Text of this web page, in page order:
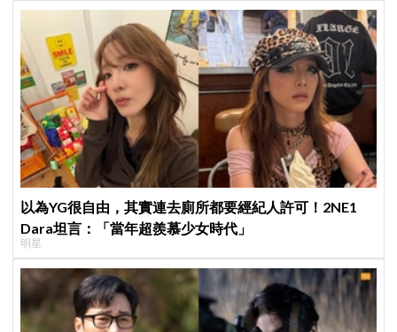
以為YG很自由，其實連去廁所都要經紀人許可！2NE1
Dara坦言：「當年超羨慕少女時代」
明星